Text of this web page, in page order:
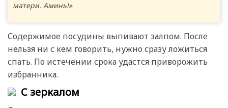
матери. Аминь!»
Содержимое посудины выпивают залпом. После
нельзя ни с кем говорить, нужно сразу ложиться
спать. По истечении срока удастся приворожить
избранника.
С зеркалом